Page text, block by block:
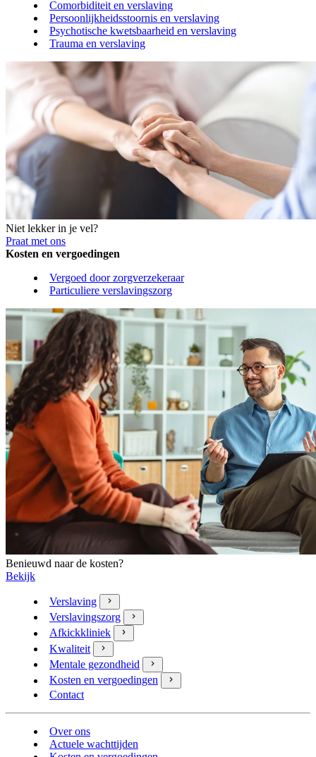
Comorbiditeit en verslaving
Persoonlijkheidsstoornis en verslaving
Psychotische kwetsbaarheid en verslaving
Trauma en verslaving
Niet lekker in je vel?
Praat met ons
Kosten en vergoedingen
Vergoed door zorgverzekeraar
Particuliere verslavingszorg
Benieuwd naar de kosten?
Bekijk
Verslaving
Verslavingszorg
Afkickkliniek
Kwaliteit
Mentale gezondheid
Kosten en vergoedingen
Contact
Over ons
Actuele wachttijden